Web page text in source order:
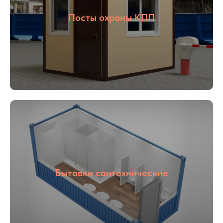
Посты охраны КПП
Бытовки сантехнические
Опыт более
02
С НДС и без
04
Прямые
поставщики